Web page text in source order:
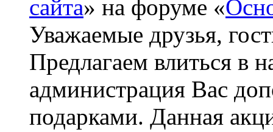
сайта» на форуме «
Уважаемые друзья,
Предлагаем влиться в
администрация Вас
подарками. Данная